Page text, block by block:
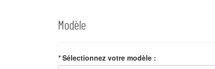
Modèle
* Sélectionnez votre modèle :